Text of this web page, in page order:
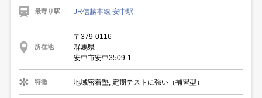
最寄り駅 JR信越本線 安中駅
所在地
〒379-0116
群馬県
安中市安中3509-1
特徴 地域密着塾, 定期テストに強い（補習型）